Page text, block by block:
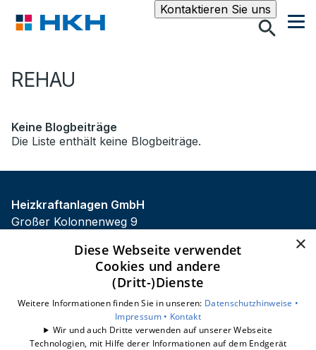
Kontaktieren Sie unsSuche
REHAU
Keine Blogbeiträge
Die Liste enthält keine Blogbeiträge.
Heizkraftanlagen GmbH
Großer Kolonnenweg 9
info@hkhannover.de
0511 963850
Datenschutzerklärung
Barrierefreiheitserklärung
×
Diese Webseite verwendet
Cookies und andere
(Dritt-)Dienste
Weitere Informationen finden Sie in unseren: Datenschutzhinweise •
Impressum • Kontakt
Wir und auch Dritte verwenden auf unserer Webseite
Technologien, mit Hilfe derer Informationen auf dem Endgerät